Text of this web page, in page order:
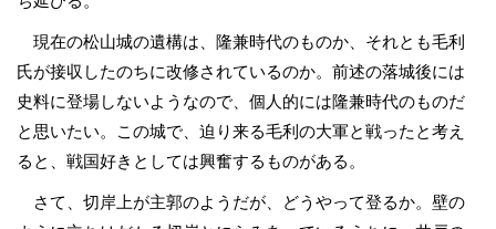
現在の松山城の遺構は、隆兼時代のものか、それとも毛利
氏が接収したのちに改修されているのか。前述の落城後には
史料に登場しないようなので、個人的には隆兼時代のものだ
と思いたい。この城で、迫り来る毛利の大軍と戦ったと考え
ると、戦国好きとしては興奮するものがある。
さて、切岸上が主郭のようだが、どうやって登るか。壁の